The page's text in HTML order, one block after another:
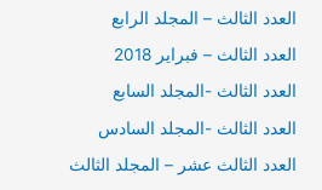
العدد الثالث – المجلد الرابع
العدد الثالث – فبراير 2018
العدد الثالث -المجلد السابع
العدد الثالث -المجلد السادس
العدد الثالث عشر – المجلد الثالث